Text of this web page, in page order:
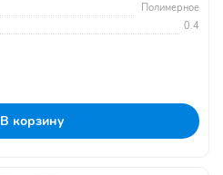
Полимерное
0.4
В корзину